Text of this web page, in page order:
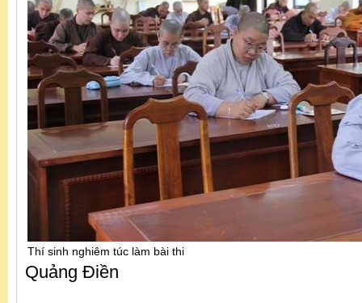
Thí sinh nghiêm túc làm bài thi
Quảng Điền